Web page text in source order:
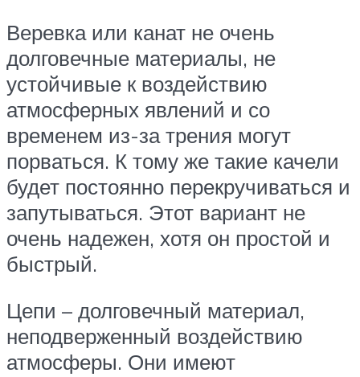
Веревка или канат не очень
долговечные материалы, не
устойчивые к воздействию
атмосферных явлений и со
временем из-за трения могут
порваться. К тому же такие качели
будет постоянно перекручиваться и
запутываться. Этот вариант не
очень надежен, хотя он простой и
быстрый.
Цепи – долговечный материал,
неподверженный воздействию
атмосферы. Они имеют